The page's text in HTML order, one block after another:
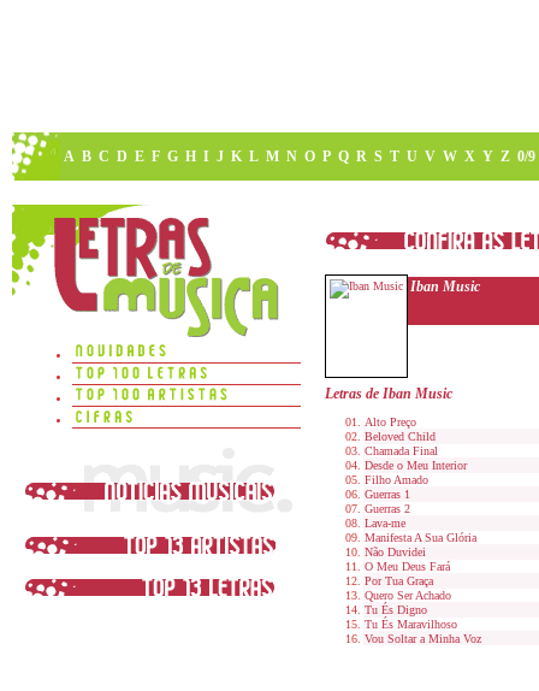
A B C D E F G H I J K L M N O P Q R S T U V W X Y Z 0/9
Iban Music
Letras de Iban Music
Alto Preço
Beloved Child
Chamada Final
Desde o Meu Interior
Filho Amado
Guerras 1
Guerras 2
Lava-me
Manifesta A Sua Glória
Não Duvidei
O Meu Deus Fará
Por Tua Graça
Quero Ser Achado
Tu És Digno
Tu És Maravilhoso
Vou Soltar a Minha Voz